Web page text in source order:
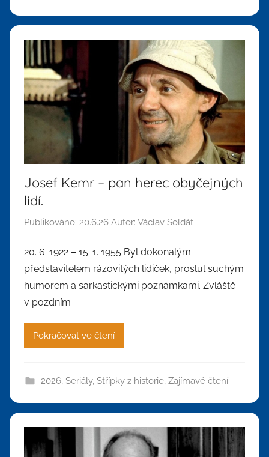
Josef Kemr – pan herec obyčejných
lidí.
Publikováno: 20.6.26 Autor: Václav Soldát
20. 6. 1922 – 15. 1. 1955 Byl dokonalým
představitelem rázovitých lidiček, proslul suchým
humorem a sarkastickými poznámkami. Zvláště
v pozdním
Pokračovat ve čtení
2026, Seriály, Střípky z historie, Zajímavé čtení